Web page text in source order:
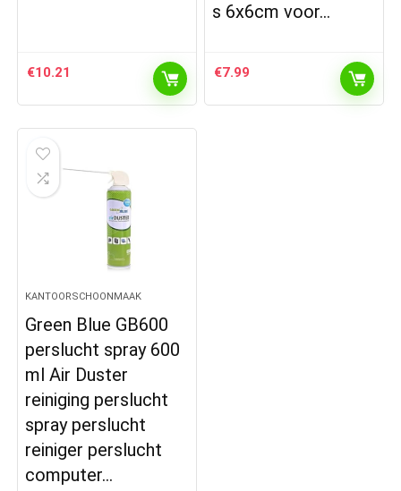
€10.21
s 6x6cm voor…
€7.99
KANTOORSCHOONMAAK
Green Blue GB600
perslucht spray 600
ml Air Duster
reiniging perslucht
spray perslucht
reiniger perslucht
computer…